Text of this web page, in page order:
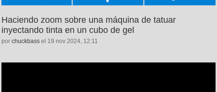
Haciendo zoom sobre una máquina de tatuar
inyectando tinta en un cubo de gel
por chuckbass el 19 nov 2024, 12:11